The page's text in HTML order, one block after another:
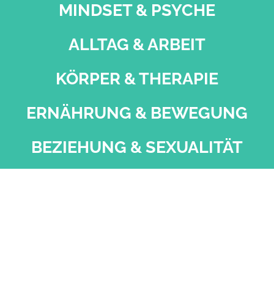
MINDSET & PSYCHE
ALLTAG & ARBEIT
KÖRPER & THERAPIE
ERNÄHRUNG & BEWEGUNG
BEZIEHUNG & SEXUALITÄT